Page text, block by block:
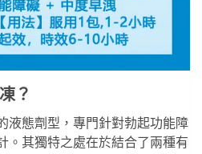
？
液態劑型，專門針對勃起功能障
。其獨特之處在於結合了兩種有